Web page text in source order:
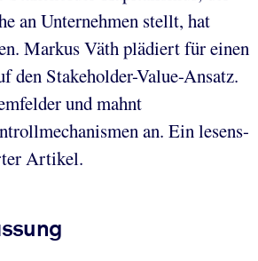
an Unternehmen stellt, hat
Markus Väth plädiert für einen
den Stakeholder-Value-Ansatz.
und mahnt
an. Ein lesens-
Artikel.